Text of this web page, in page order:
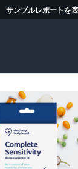
サンプルレポートを